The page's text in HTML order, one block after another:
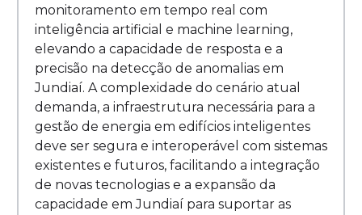
monitoramento em tempo real com
inteligência artificial e machine learning,
elevando a capacidade de resposta e a
precisão na detecção de anomalias em
Jundiaí. A complexidade do cenário atual
demanda, a infraestrutura necessária para a
gestão de energia em edifícios inteligentes
deve ser segura e interoperável com sistemas
existentes e futuros, facilitando a integração
de novas tecnologias e a expansão da
capacidade em Jundiaí para suportar as